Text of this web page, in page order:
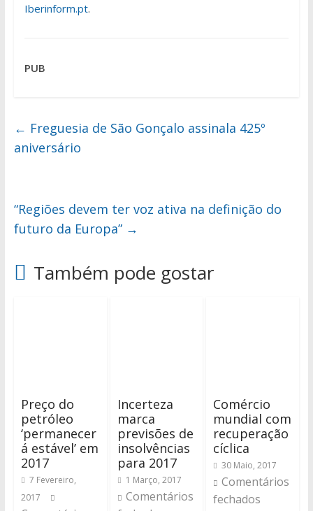
Iberinform.pt.
PUB
← Freguesia de São Gonçalo assinala 425º
aniversário
“Regiões devem ter voz ativa na definição do
futuro da Europa” →
Também pode gostar
Preço do
petróleo
‘permanecer
á estável’ em
2017
7 Fevereiro,
2017
Incerteza
marca
previsões de
insolvências
para 2017
1 Março, 2017
Comentários
Comércio
mundial com
recuperação
cíclica
30 Maio, 2017
Comentários
fechados